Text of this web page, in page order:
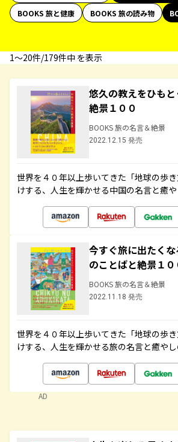
BOOKS 旅と健康
BOOKS 旅の読み物
1〜20件/179件中 を表示
悠久の教えをひも
絶景１００
BOOKS 旅の名言＆絶景
2022.12.15 発売
世界を４０年以上歩いてきた「地球の歩
けする、人生を輝かせる中国の名言と癒
今すぐ旅に出たく
のことばと絶景１０
BOOKS 旅の名言＆絶景
2022.11.18 発売
世界を４０年以上歩いてきた「地球の歩
けする、人生を輝かせる旅の名言と癒や
AD